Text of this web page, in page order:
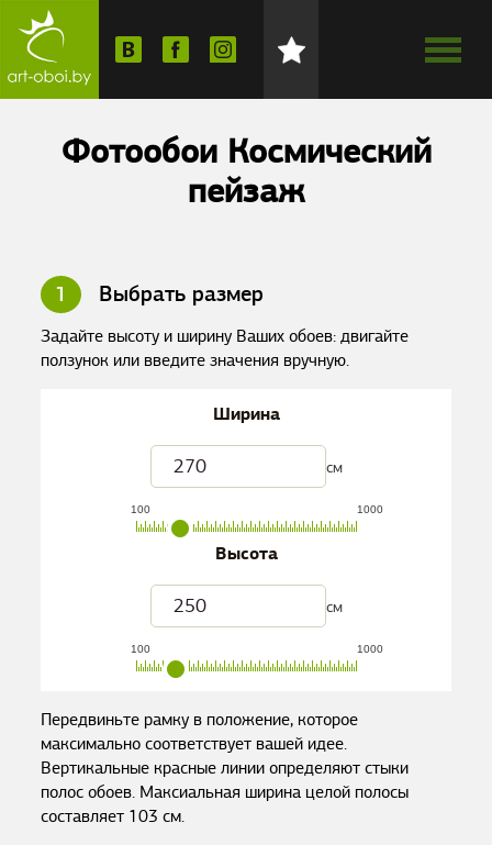
Фотообои Космический
пейзаж
1 Выбрать размер
Задайте высоту и ширину Ваших обоев: двигайте
ползунок или введите значения вручную.
Ширина
см
100 1000
Высота
см
100 1000
Передвиньте рамку в положение, которое
максимально соответствует вашей идее.
Вертикальные красные линии определяют стыки
полос обоев. Максиальная ширина целой полосы
составляет 103 см.